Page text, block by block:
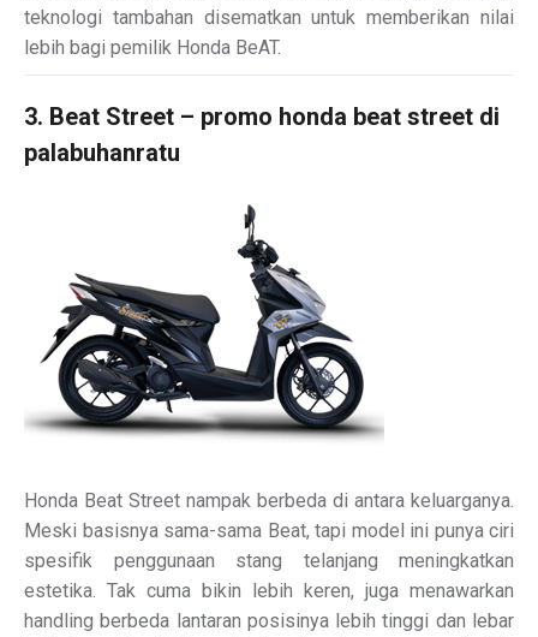
teknologi tambahan disematkan untuk memberikan nilai
lebih bagi pemilik Honda BeAT.
3. Beat Street – promo honda beat street di
palabuhanratu
Honda Beat Street nampak berbeda di antara keluarganya.
Meski basisnya sama-sama Beat, tapi model ini punya ciri
spesifik penggunaan stang telanjang meningkatkan
estetika. Tak cuma bikin lebih keren, juga menawarkan
handling berbeda lantaran posisinya lebih tinggi dan lebar